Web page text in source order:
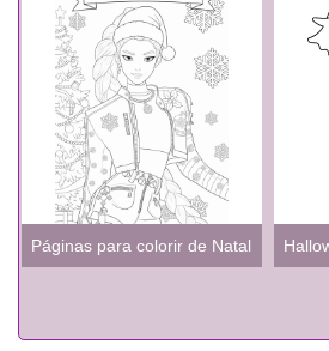
Páginas para colorir de Natal KPop